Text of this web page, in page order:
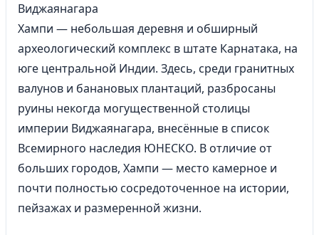
Виджаянагара
Хампи — небольшая деревня и обширный
археологический комплекс в штате Карнатака, на
юге центральной Индии. Здесь, среди гранитных
валунов и банановых плантаций, разбросаны
руины некогда могущественной столицы
империи Виджаянагара, внесённые в список
Всемирного наследия ЮНЕСКО. В отличие от
больших городов, Хампи — место камерное и
почти полностью сосредоточенное на истории,
пейзажах и размеренной жизни.